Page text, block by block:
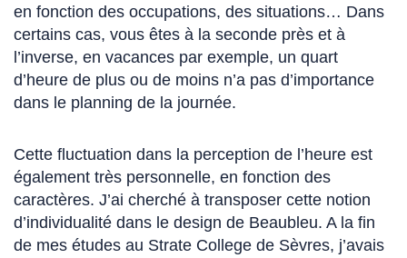
en fonction des occupations, des situations… Dans
certains cas, vous êtes à la seconde près et à
l’inverse, en vacances par exemple, un quart
d’heure de plus ou de moins n’a pas d’importance
dans le planning de la journée.
Cette fluctuation dans la perception de l’heure est
également très personnelle, en fonction des
caractères. J’ai cherché à transposer cette notion
d’individualité dans le design de Beaubleu. A la fin
de mes études au Strate College de Sèvres, j’avais